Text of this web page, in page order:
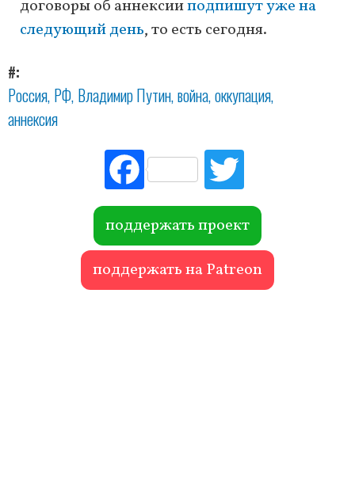
договоры об аннексииподпишут уже на
следующий день, то есть сегодня.
#
Россия РФ Владимир Путин война оккупация
аннексия
Fac
ebo
ok r
поддержать проект
поддержать на Patreon